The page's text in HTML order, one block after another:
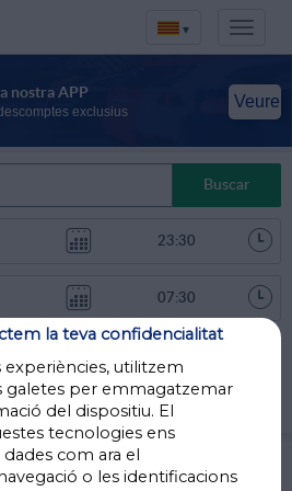
▾
Buscar
la teva confidencialitat
utilitzem
galetes per emmagatzemar
del dispositiu. El
tecnologies ens
com ara el
o les identificacions
nostra APP
exclusius
Veure